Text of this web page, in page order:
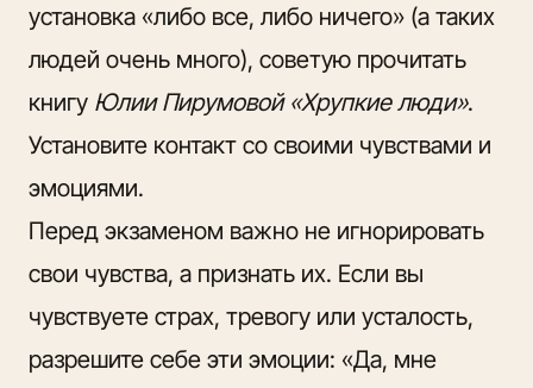
установка «либо все, либо ничего» (а таких
людей очень много), советую прочитать
книгу Юлии Пирумовой «Хрупкие люди».
Установите контакт со своими чувствами и
эмоциями.
Перед экзаменом важно не игнорировать
свои чувства, а признать их. Если вы
чувствуете страх, тревогу или усталость,
разрешите себе эти эмоции: «Да, мне